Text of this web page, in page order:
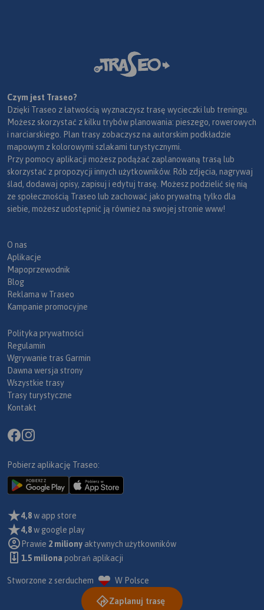
Czym jest Traseo?
Dzięki Traseo z łatwością wyznaczysz trasę wycieczki lub treningu.
Możesz skorzystać z kilku trybów planowania: pieszego, rowerowych
i narciarskiego. Plan trasy zobaczysz na autorskim podkładzie
mapowym z kolorowymi szlakami turystycznymi.
Przy pomocy aplikacji możesz podążać zaplanowaną trasą lub
skorzystać z propozycji innych użytkowników. Rób zdjęcia, nagrywaj
ślad, dodawaj opisy, zapisuj i edytuj trasę. Możesz podzielić się nią
ze społecznością Traseo lub zachować jako prywatną tylko dla
siebie, możesz udostępnić ją również na swojej stronie www!
O nas
Aplikacje
Mapoprzewodnik
Blog
Reklama w Traseo
Kampanie promocyjne
Polityka prywatności
Regulamin
Wgrywanie tras Garmin
Dawna wersja strony
Wszystkie trasy
Trasy turystyczne
Kontakt
Pobierz aplikację Traseo:
4,8w app store
4,8w google play
Prawie 2 miliony aktywnych użytkowników
1.5 miliona pobrań aplikacji
Stworzone z serduchem W Polsce
Zaplanuj trasę